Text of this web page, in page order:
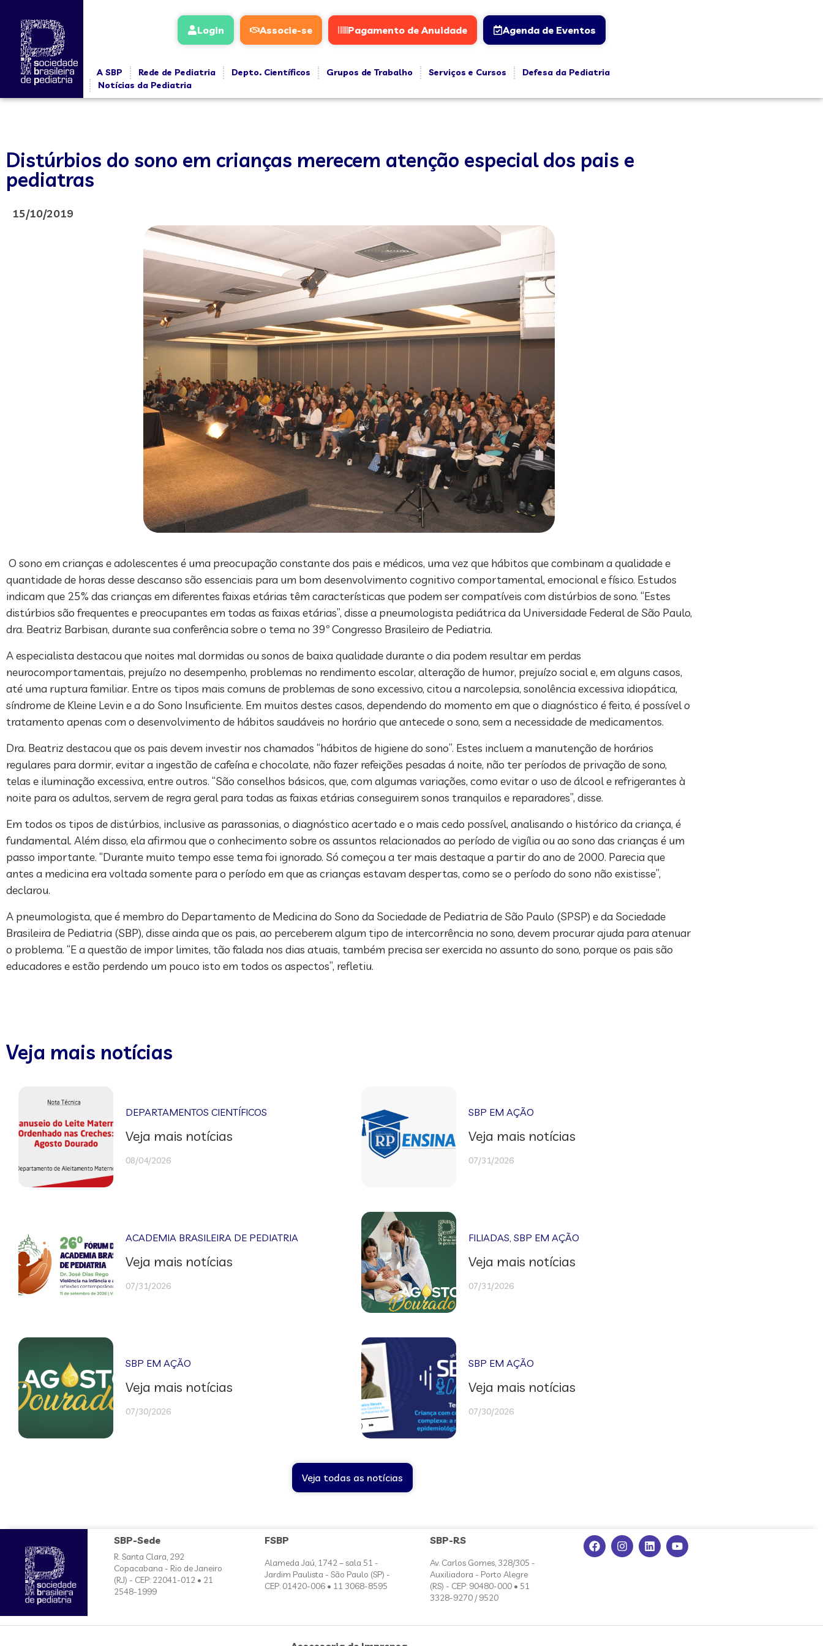
Login Associe-se Pagamento de Anuidade Agenda de Eventos
A SBP Rede de Pediatria Depto. Científicos Grupos de Trabalho Serviços e Cursos
Defesa da Pediatria
Notícias da Pediatria
Distúrbios do sono em crianças merecem atenção especial dos pais e
pediatras
15/10/2019
O sono em crianças e adolescentes é uma preocupação constante dos pais e médicos, uma vez que hábitos que combinam a qualidade e
quantidade de horas desse descanso são essenciais para um bom desenvolvimento cognitivo comportamental, emocional e físico. Estudos
indicam que 25% das crianças em diferentes faixas etárias têm características que podem ser compatíveis com distúrbios de sono. “Estes
distúrbios são frequentes e preocupantes em todas as faixas etárias”, disse a pneumologista pediátrica da Universidade Federal de São Paulo,
dra. Beatriz Barbisan, durante sua conferência sobre o tema no 39º Congresso Brasileiro de Pediatria.
A especialista destacou que noites mal dormidas ou sonos de baixa qualidade durante o dia podem resultar em perdas
neurocomportamentais, prejuízo no desempenho, problemas no rendimento escolar, alteração de humor, prejuízo social e, em alguns casos,
até uma ruptura familiar. Entre os tipos mais comuns de problemas de sono excessivo, citou a narcolepsia, sonolência excessiva idiopática,
síndrome de Kleine Levin e a do Sono Insuficiente. Em muitos destes casos, dependendo do momento em que o diagnóstico é feito, é possível o
tratamento apenas com o desenvolvimento de hábitos saudáveis no horário que antecede o sono, sem a necessidade de medicamentos.
Dra. Beatriz destacou que os pais devem investir nos chamados “hábitos de higiene do sono”. Estes incluem a manutenção de horários
regulares para dormir, evitar a ingestão de cafeína e chocolate, não fazer refeições pesadas á noite, não ter períodos de privação de sono,
telas e iluminação excessiva, entre outros. “São conselhos básicos, que, com algumas variações, como evitar o uso de álcool e refrigerantes à
noite para os adultos, servem de regra geral para todas as faixas etárias conseguirem sonos tranquilos e reparadores”, disse.
Em todos os tipos de distúrbios, inclusive as parassonias, o diagnóstico acertado e o mais cedo possível, analisando o histórico da criança, é
fundamental. Além disso, ela afirmou que o conhecimento sobre os assuntos relacionados ao período de vigília ou ao sono das crianças é um
passo importante. “Durante muito tempo esse tema foi ignorado. Só começou a ter mais destaque a partir do ano de 2000. Parecia que
antes a medicina era voltada somente para o período em que as crianças estavam despertas, como se o período do sono não existisse”,
declarou.
A pneumologista, que é membro do Departamento de Medicina do Sono da Sociedade de Pediatria de São Paulo (SPSP) e da Sociedade
Brasileira de Pediatria (SBP), disse ainda que os pais, ao perceberem algum tipo de intercorrência no sono, devem procurar ajuda para atenuar
o problema. “E a questão de impor limites, tão falada nos dias atuais, também precisa ser exercida no assunto do sono, porque os pais são
educadores e estão perdendo um pouco isto em todos os aspectos”, refletiu.
Veja mais notícias
DEPARTAMENTOS CIENTÍFICOS
Veja mais notícias
08/04/2026
SBP EM AÇÃO
Veja mais notícias
07/31/2026
ACADEMIA BRASILEIRA DE PEDIATRIA
Veja mais notícias
07/31/2026
FILIADAS ,SBP EM AÇÃO
Veja mais notícias
07/31/2026
SBP EM AÇÃO
Veja mais notícias
07/30/2026
SBP EM AÇÃO
Veja mais notícias
07/30/2026
Veja todas as notícias
SBP-Sede
R. Santa Clara, 292
Copacabana - Rio de Janeiro
(RJ) - CEP: 22041-012 • 21
2548-1999
FSBP
Alameda Jaú, 1742 – sala 51 -
Jardim Paulista - São Paulo (SP) -
CEP: 01420-006 • 11 3068-8595
SBP-RS
Av. Carlos Gomes, 328/305 -
Auxiliadora - Porto Alegre
(RS) - CEP: 90480-000 • 51
3328-9270 / 9520